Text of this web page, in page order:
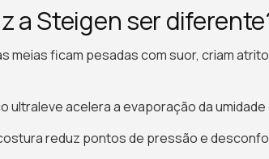
a Steigen ser
meias ficam pesadas com suor, criam
ultraleve acelera a evaporação da
reduz pontos de pressão e